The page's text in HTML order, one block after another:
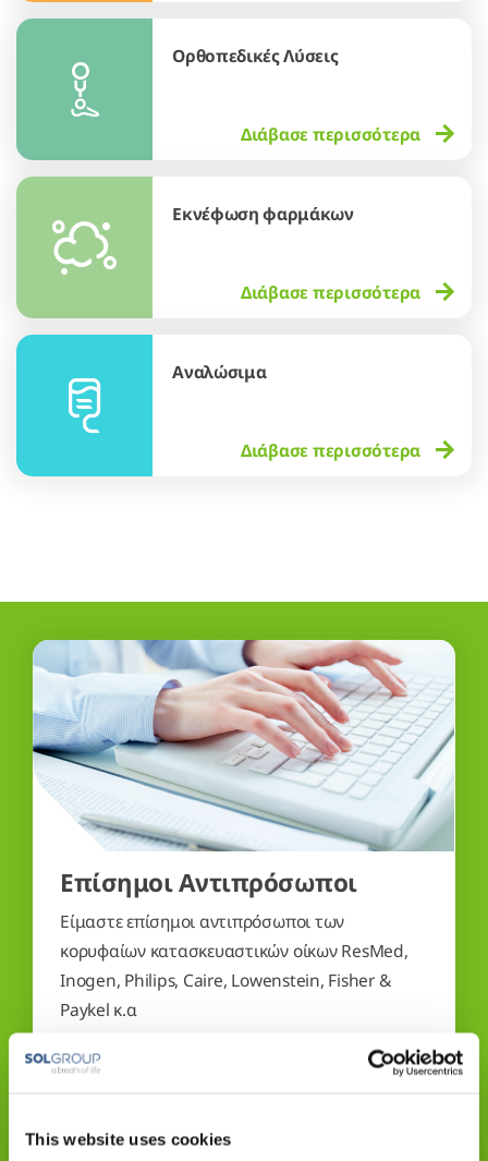
This website uses cookies
Ορθοπεδικές Λύσεις
Διάβασε περισσότερα
Εκνέφωση φαρμάκων
Διάβασε περισσότερα
Αναλώσιμα
Διάβασε περισσότερα
Επίσημοι Αντιπρόσωποι
Είμαστε επίσημοι αντιπρόσωποι των
κορυφαίων κατασκευαστικών οίκων ResMed,
Inogen, Philips, Caire, Lowenstein, Fisher &
Paykel κ.α
Διάβασε περισσότερα